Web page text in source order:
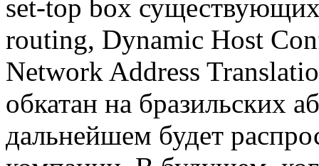
set-top box
routing, Dynamic Host
Network Address
обкатан на бразильских
дальнейшем будет